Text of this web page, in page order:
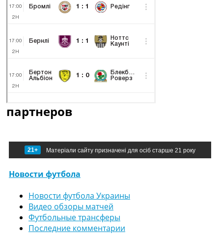
партнеров
21+ Матеріали сайту призначені для осіб старше 21 року
Новости футбола
Новости футбола Украины
Видео обзоры матчей
Футбольные трансферы
Последние комментарии